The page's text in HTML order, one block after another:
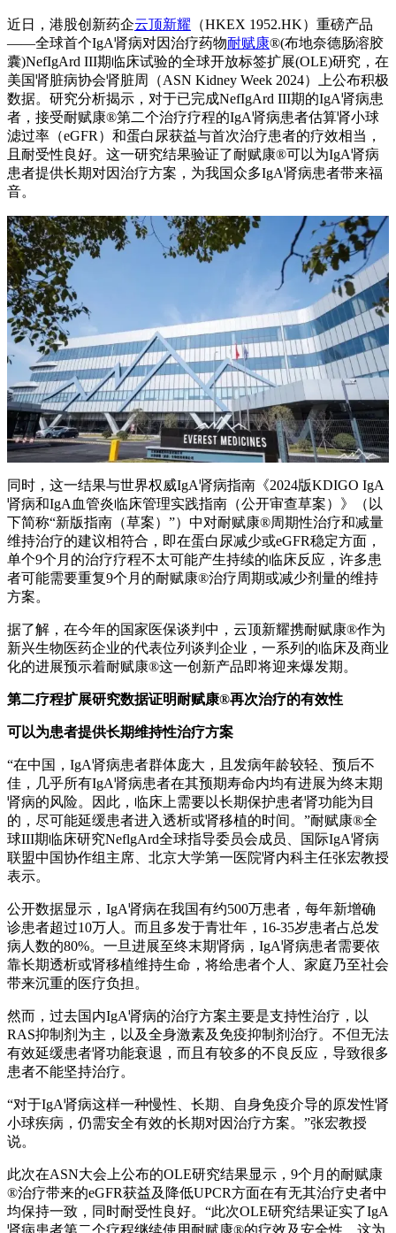
近日，港股创新药企云顶新耀 （HKEX 1952.HK）重磅产品
——全球首个IgA肾病对因治疗药物耐赋康®(布地奈德肠溶胶
囊)NefIgArd III期临床试验的全球开放标签扩展(OLE)研究，在
美国肾脏病协会肾脏周（ASN Kidney Week 2024）上公布积极
数据。研究分析揭示，对于已完成NefIgArd III期的IgA肾病患
者，接受耐赋康®第二个治疗疗程的IgA肾病患者估算肾小球
滤过率（eGFR）和蛋白尿获益与首次治疗患者的疗效相当，
且耐受性良好。这一研究结果验证了耐赋康®可以为IgA肾病
患者提供长期对因治疗方案，为我国众多IgA肾病患者带来福
音。
同时，这一结果与世界权威IgA肾病指南《2024版KDIGO IgA
肾病和IgA血管炎临床管理实践指南（公开审查草案）》（以
下简称“新版指南（草案）”）中对耐赋康®周期性治疗和减量
维持治疗的建议相符合，即在蛋白尿减少或eGFR稳定方面，
单个9个月的治疗疗程不太可能产生持续的临床反应，许多患
者可能需要重复9个月的耐赋康®治疗周期或减少剂量的维持
方案。
据了解，在今年的国家医保谈判中，云顶新耀携耐赋康®作为
新兴生物医药企业的代表位列谈判企业，一系列的临床及商业
化的进展预示着耐赋康®这一创新产品即将迎来爆发期。
第二疗程扩展研究数据证明耐赋康®再次治疗的有效性
可以为患者提供长期维持性治疗方案
“在中国，IgA肾病患者群体庞大，且发病年龄较轻、预后不
佳，几乎所有IgA肾病患者在其预期寿命内均有进展为终末期
肾病的风险。因此，临床上需要以长期保护患者肾功能为目
的，尽可能延缓患者进入透析或肾移植的时间。”耐赋康®全
球III期临床研究NeflgArd全球指导委员会成员、国际IgA肾病
联盟中国协作组主席、北京大学第一医院肾内科主任张宏教授
表示。
公开数据显示，IgA肾病在我国有约500万患者，每年新增确
诊患者超过10万人。而且多发于青壮年，16-35岁患者占总发
病人数的80%。一旦进展至终末期肾病，IgA肾病患者需要依
靠长期透析或肾移植维持生命，将给患者个人、家庭乃至社会
带来沉重的医疗负担。
然而，过去国内IgA肾病的治疗方案主要是支持性治疗，以
RAS抑制剂为主，以及全身激素及免疫抑制剂治疗。不但无法
有效延缓患者肾功能衰退，而且有较多的不良反应，导致很多
患者不能坚持治疗。
“对于IgA肾病这样一种慢性、长期、自身免疫介导的原发性肾
小球疾病，仍需安全有效的长期对因治疗方案。”张宏教授
说。
此次在ASN大会上公布的OLE研究结果显示，9个月的耐赋康
®治疗带来的eGFR获益及降低UPCR方面在有无其治疗史者中
均保持一致，同时耐受性良好。“此次OLE研究结果证实了IgA
肾病患者第二个疗程继续使用耐赋康®的疗效及安全性，这为